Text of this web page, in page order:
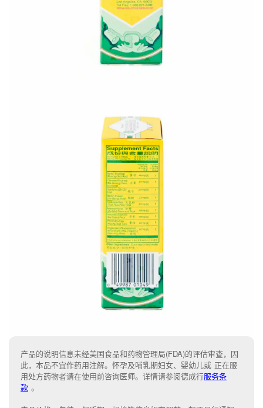
产品的说明信息未经美国食品和药物管理局(FDA)的评估审查，因
此，本品不宜作药用注解。怀孕及哺乳期妇女、婴幼儿或 正在服
用处方药物者请在使用前咨询医师。详情请参阅德成行服务条
款 。